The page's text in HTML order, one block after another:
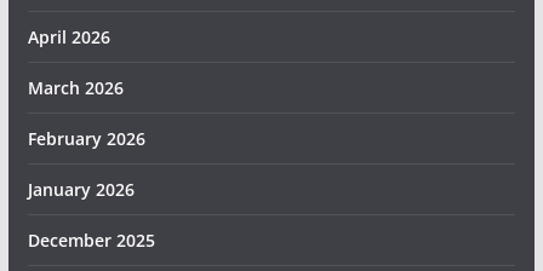
April 2026
March 2026
February 2026
January 2026
December 2025